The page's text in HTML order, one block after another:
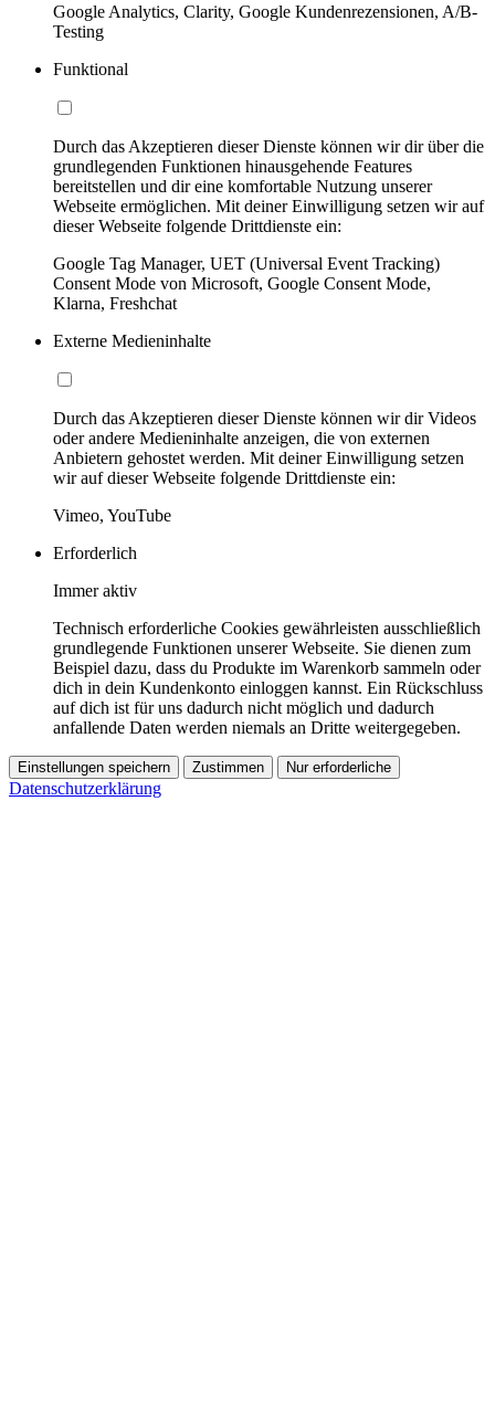
Google Analytics, Clarity, Google Kundenrezensionen, A/B-
Testing
Funktional
Durch das Akzeptieren dieser Dienste können wir dir über die
grundlegenden Funktionen hinausgehende Features
bereitstellen und dir eine komfortable Nutzung unserer
Webseite ermöglichen. Mit deiner Einwilligung setzen wir auf
dieser Webseite folgende Drittdienste ein:
Google Tag Manager, UET (Universal Event Tracking)
Consent Mode von Microsoft, Google Consent Mode,
Klarna, Freshchat
Externe Medieninhalte
Durch das Akzeptieren dieser Dienste können wir dir Videos
oder andere Medieninhalte anzeigen, die von externen
Anbietern gehostet werden. Mit deiner Einwilligung setzen
wir auf dieser Webseite folgende Drittdienste ein:
Vimeo, YouTube
Erforderlich
Immer aktiv
Technisch erforderliche Cookies gewährleisten ausschließlich
grundlegende Funktionen unserer Webseite. Sie dienen zum
Beispiel dazu, dass du Produkte im Warenkorb sammeln oder
dich in dein Kundenkonto einloggen kannst. Ein Rückschluss
auf dich ist für uns dadurch nicht möglich und dadurch
anfallende Daten werden niemals an Dritte weitergegeben.
Einstellungen speichern Zustimmen Nur erforderliche
Datenschutzerklärung